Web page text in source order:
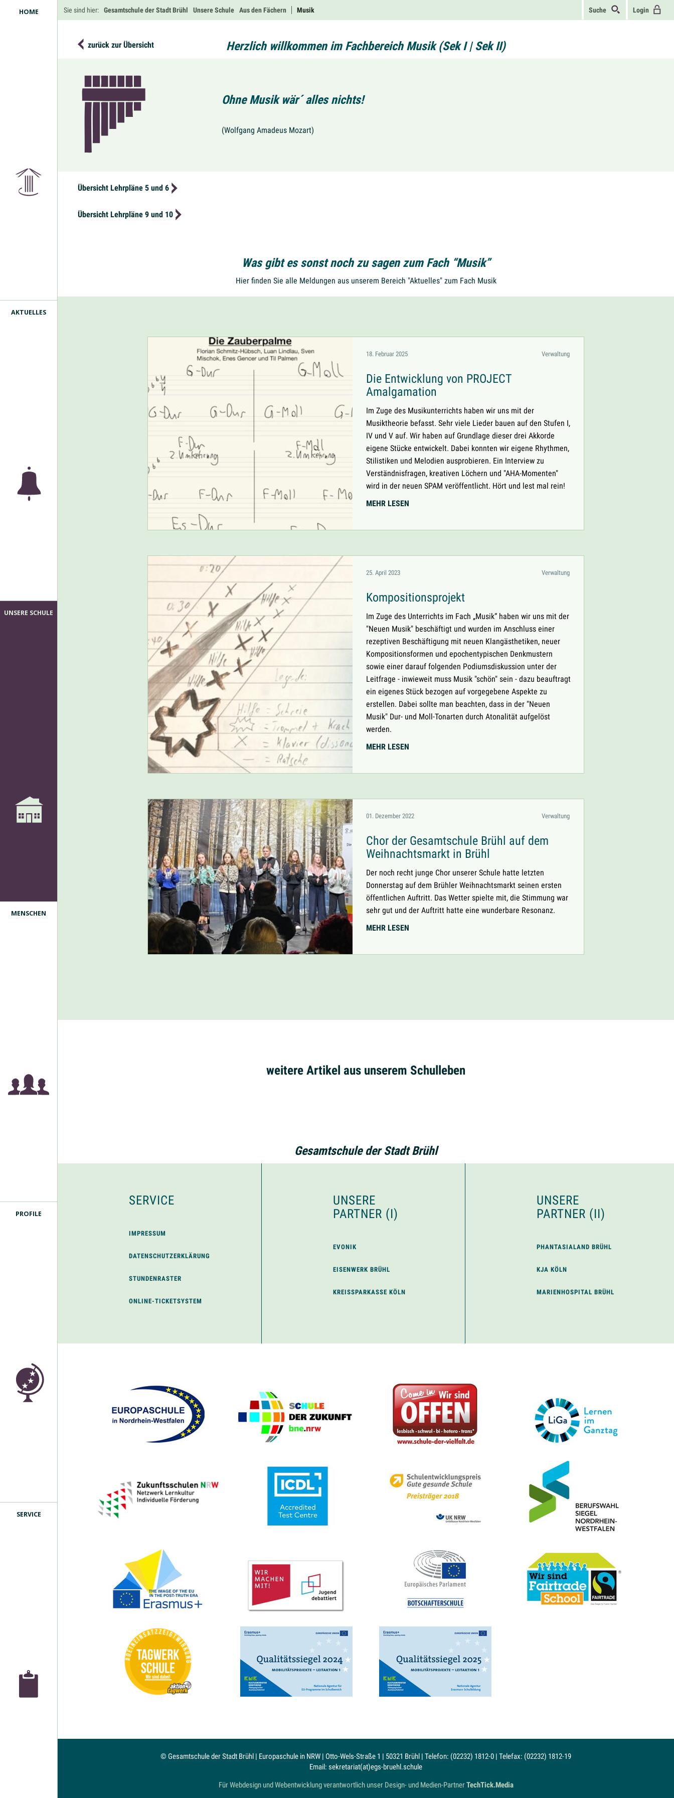
Sie sind hier: Gesamtschule der Stadt Brühl Unsere Schule Aus den Fächern Musik Suche Login
Herzlich willkommen im Fachbereich Musik (Sek I | Sek II)
zurück zur Übersicht
Ohne Musik wär´ alles nichts!
(Wolfgang Amadeus Mozart)
Übersicht Lehrpläne 5 und 6
Übersicht Lehrpläne 9 und 10
Was gibt es sonst noch zu sagen zum Fach “Musik”
Hier finden Sie alle Meldungen aus unserem Bereich "Aktuelles" zum Fach Musik
18. Februar 2025 Verwaltung
Die Entwicklung von PROJECT
Amalgamation
Im Zuge des Musikunterrichts haben wir uns mit der
Musiktheorie befasst. Sehr viele Lieder bauen auf den Stufen I,
IV und V auf. Wir haben auf Grundlage dieser drei Akkorde
eigene Stücke entwickelt. Dabei konnten wir eigene Rhythmen,
Stilistiken und Melodien ausprobieren. Ein Interview zu
Verständnisfragen, kreativen Löchern und "AHA-Momenten"
wird in der neuen SPAM veröffentlicht. Hört und lest mal rein!
MEHR LESENDIE
VON
AMALGAMATION
25. April 2023 Verwaltung
Kompositionsprojekt
Im Zuge des Unterrichts im Fach „Musik“ haben wir uns mit der
"Neuen Musik" beschäftigt und wurden im Anschluss einer
rezeptiven Beschäftigung mit neuen Klangästhetiken, neuer
Kompositionsformen und epochentypischen Denkmustern
sowie einer darauf folgenden Podiumsdiskussion unter der
Leitfrage - inwieweit muss Musik "schön" sein - dazu beauftragt
ein eigenes Stück bezogen auf vorgegebene Aspekte zu
erstellen. Dabei sollte man beachten, dass in der "Neuen
Musik" Dur- und Moll-Tonarten durch Atonalität aufgelöst
werden.
MEHR LESENKOMPOSITIONSPROJEKT
01. Dezember 2022 Verwaltung
Chor der Gesamtschule Brühl auf dem
Weihnachtsmarkt in Brühl
Der noch recht junge Chor unserer Schule hatte letzten
Donnerstag auf dem Brühler Weihnachtsmarkt seinen ersten
öffentlichen Auftritt. Das Wetter spielte mit, die Stimmung war
sehr gut und der Auftritt hatte eine wunderbare Resonanz.
MEHR LESENCHOR
GESAMTSCHULE
weitere Artikel aus unserem Schulleben
überspringen
HOME
AKTUELLES
UNSERE SCHULE
MENSCHEN
PROFILE
SERVICE
Gesamtschule der Stadt Brühl
SERVICE
IMPRESSUM
DATENSCHUTZERKLÄRUNG
STUNDENRASTER
ONLINE-TICKETSYSTEM
UNSERE
PARTNER (I)
EVONIK
EISENWERK BRÜHL
KREISSPARKASSE KÖLN
UNSERE
PARTNER (II)
PHANTASIALAND BRÜHL
KJA KÖLN
MARIENHOSPITAL BRÜHL
© Gesamtschule der Stadt Brühl | Europaschule in NRW | Otto-Wels-Straße 1 | 50321 Brühl | Telefon: (02232) 1812-0 | Telefax: (02232) 1812-19
Email: sekretariat(at)egs-bruehl.schule
Für Webdesign und Webentwicklung verantwortlich unser Design- und Medien-PartnerTechTick.Media